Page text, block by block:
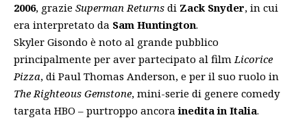
2006, grazie Superman Returns di Zack Snyder, in cui
era interpretato da Sam Huntington.
Skyler Gisondo è noto al grande pubblico
principalmente per aver partecipato al filmLicorice
Pizza, di Paul Thomas Anderson, e per il suo ruolo in
The Righteous Gemstone, mini-serie di genere comedy
targata HBO – purtroppo ancorainedita in Italia.